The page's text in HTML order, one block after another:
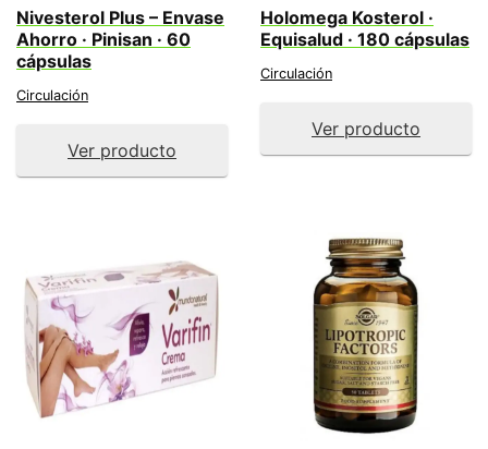
Nivesterol Plus – Envase
Ahorro · Pinisan · 60
cápsulas
Circulación
Ver producto
Holomega Kosterol ·
Equisalud · 180 cápsulas
Circulación
Ver producto